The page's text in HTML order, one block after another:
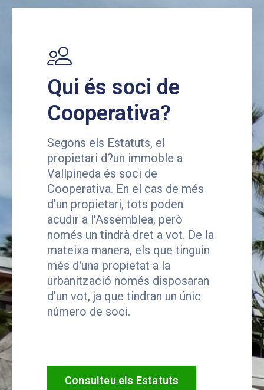
Qui és soci de
Cooperativa?
Segons els Estatuts, el
propietari d?un immoble a
Vallpineda és soci de
Cooperativa. En el cas de més
d'un propietari, tots poden
acudir a l'Assemblea, però
només un tindrà dret a vot. De la
mateixa manera, els que tinguin
més d'una propietat a la
urbanització només disposaran
d'un vot, ja que tindran un únic
número de soci.
Consulteu els Estatuts